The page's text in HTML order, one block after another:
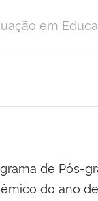
em
de Pós-
do ano de